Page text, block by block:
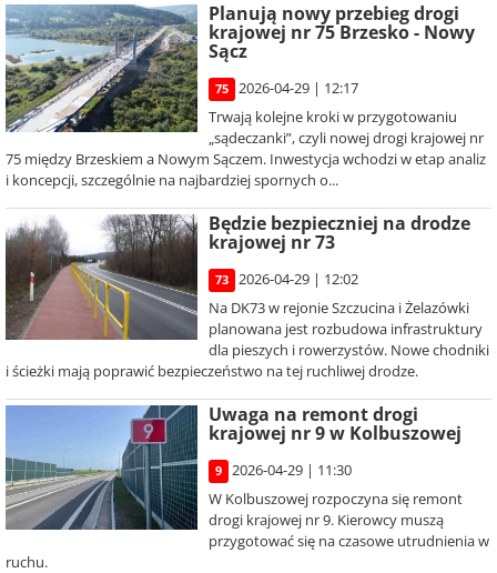
Planują nowy przebieg drogi
krajowej nr 75 Brzesko - Nowy
Sącz
75
2026-04-29 | 12:17
Trwają kolejne kroki w przygotowaniu
„sądeczanki”, czyli nowej drogi krajowej nr
75 między Brzeskiem a Nowym Sączem. Inwestycja wchodzi w etap analiz
i koncepcji, szczególnie na najbardziej spornych o...
Będzie bezpieczniej na drodze
krajowej nr 73
73
2026-04-29 | 12:02
Na DK73 w rejonie Szczucina i Żelazówki
planowana jest rozbudowa infrastruktury
dla pieszych i rowerzystów. Nowe chodniki
i ścieżki mają poprawić bezpieczeństwo na tej ruchliwej drodze.
Uwaga na remont drogi
krajowej nr 9 w Kolbuszowej
9
2026-04-29 | 11:30
W Kolbuszowej rozpoczyna się remont
drogi krajowej nr 9. Kierowcy muszą
przygotować się na czasowe utrudnienia w
ruchu.